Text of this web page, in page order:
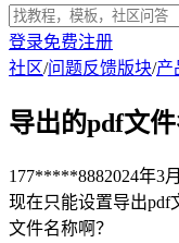
登录免费注册
社区/问题反馈版块/产
导出的pdf文
177*****8882024年3
现在只能设置导出pdf
文件名称啊？